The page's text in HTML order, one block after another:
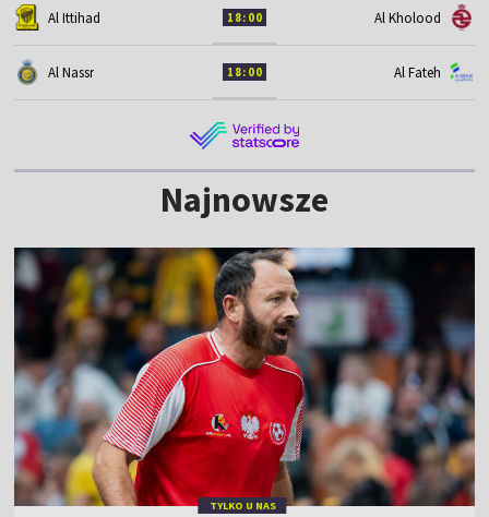
Al Ittihad 18:00 Al Kholood
Al Nassr 18:00 Al Fateh
Najnowsze
TYLKO U NAS